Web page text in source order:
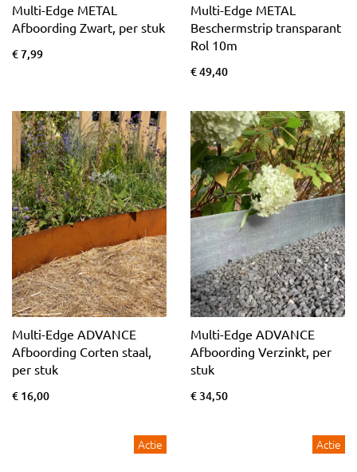
Multi-Edge METAL
Afboording Zwart, per stuk
€ 7,99
Multi-Edge METAL
Beschermstrip transparant
Rol 10m
€ 49,40
Multi-Edge ADVANCE
Afboording Corten staal,
per stuk
€ 16,00
Multi-Edge ADVANCE
Afboording Verzinkt, per
stuk
€ 34,50
Actie Actie